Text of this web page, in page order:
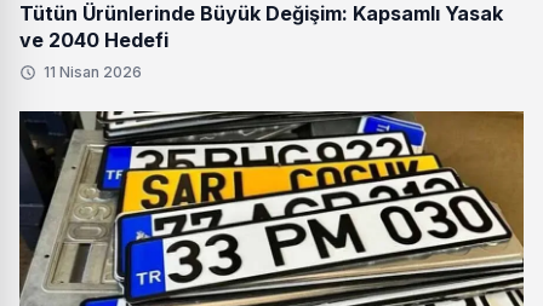
Tütün Ürünlerinde Büyük Değişim: Kapsamlı Yasak
ve 2040 Hedefi
11 Nisan 2026